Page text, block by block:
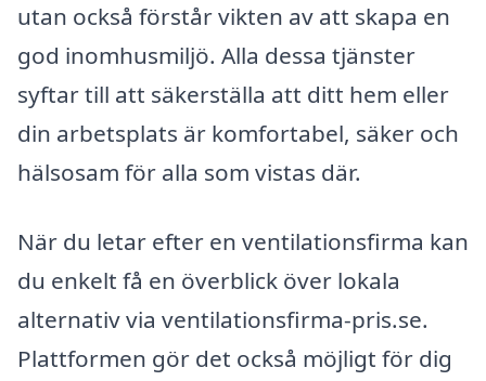
utan också förstår vikten av att skapa en
god inomhusmiljö. Alla dessa tjänster
syftar till att säkerställa att ditt hem eller
din arbetsplats är komfortabel, säker och
hälsosam för alla som vistas där.
När du letar efter en ventilationsfirma kan
du enkelt få en överblick över lokala
alternativ via ventilationsfirma-pris.se.
Plattformen gör det också möjligt för dig